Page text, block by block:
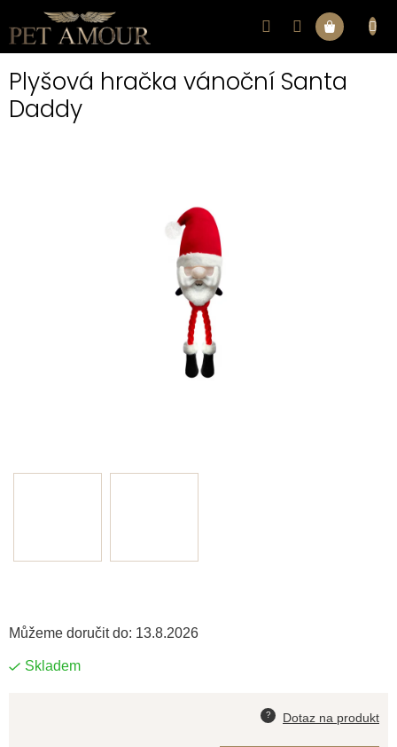
obsah
Nákupní
košík
Plyšová hračka vánoční Santa
Daddy
Skladem
Můžeme doručit do: 13.8.2026